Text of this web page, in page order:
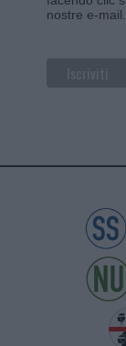
nostre e-mail.